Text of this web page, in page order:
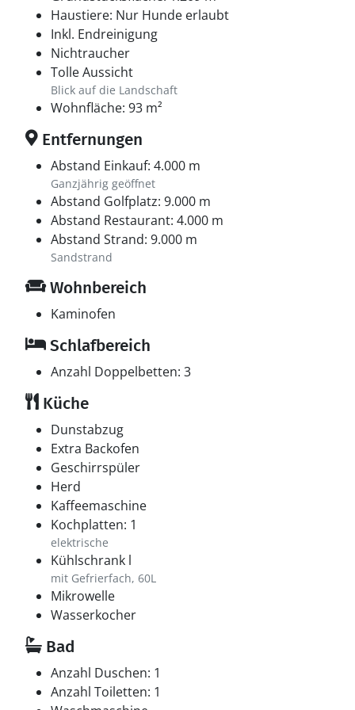
Abwechslung für Groß und Klein versprechen unter
anderem der Vergnügungspark Djurs Sommerland,
Zoos und Tierparks sowie interessante Museen und
zauberhafte Schlösser. Djursland erweist sich zu
wirklich jeder Jahreszeit als attraktives Urlaubsziel.
Haustiere: Nur Hunde erlaubt
Inkl. Endreinigung
Nichtraucher
Tolle Aussicht
Blick auf die Landschaft
Wohnfläche: 93 m²
Entfernungen
Abstand Einkauf: 4.000 m
Ganzjährig geöffnet
Abstand Golfplatz: 9.000 m
Abstand Restaurant: 4.000 m
Abstand Strand: 9.000 m
Sandstrand
Wohnbereich
Kaminofen
Schlafbereich
Anzahl Doppelbetten: 3
Küche
Dunstabzug
Extra Backofen
Geschirrspüler
Herd
Kaffeemaschine
Kochplatten: 1
elektrische
Kühlschrank l
mit Gefrierfach, 60L
Mikrowelle
Wasserkocher
Bad
Anzahl Duschen: 1
Anzahl Toiletten: 1